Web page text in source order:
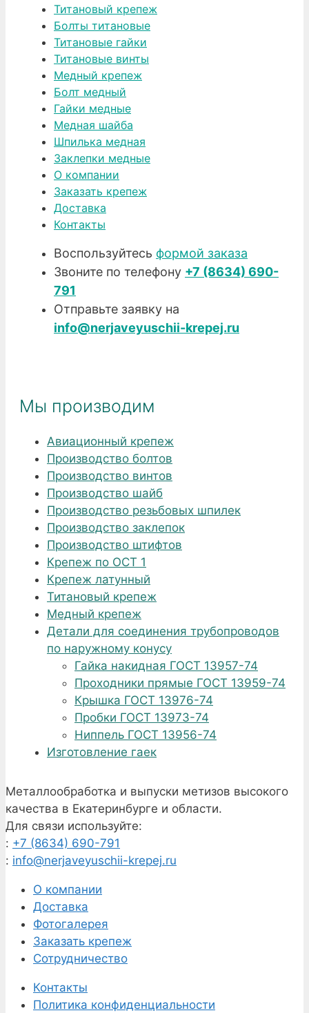
Титановый крепеж
Болты титановые
Титановые гайки
Титановые винты
Медный крепеж
Болт медный
Гайки медные
Медная шайба
Шпилька медная
Заклепки медные
О компании
Заказать крепеж
Доставка
Контакты
Воспользуйтесь формой заказа
Звоните по телефону +7 (8634) 690-
791
Отправьте заявку на
info@nerjaveyuschii-krepej.ru
Мы производим
Авиационный крепеж
Производство болтов
Производство винтов
Производство шайб
Производство резьбовых шпилек
Производство заклепок
Производство штифтов
Крепеж по ОСТ 1
Крепеж латунный
Титановый крепеж
Медный крепеж
Детали для соединения трубопроводов
по наружному конусу
Гайка накидная ГОСТ 13957-74
Проходники прямые ГОСТ 13959-74
Крышка ГОСТ 13976-74
Пробки ГОСТ 13973-74
Ниппель ГОСТ 13956-74
Изготовление гаек
Металлообработка и выпуски метизов высокого
качества в Екатеринбурге и области.
Для связи используйте:
: +7 (8634) 690-791
: info@nerjaveyuschii-krepej.ru
О компании
Доставка
Фотогалерея
Заказать крепеж
Сотрудничество
Контакты
Политика конфиденциальности